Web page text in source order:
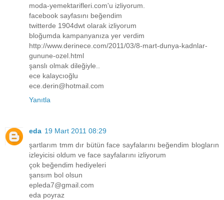
moda-yemektarifleri.com'u izliyorum.
facebook sayfasını beğendim
twitterde 1904dwt olarak izliyorum
bloğumda kampanyanıza yer verdim
http://www.derinece.com/2011/03/8-mart-dunya-kadnlar-
gunune-ozel.html
şanslı olmak dileğiyle..
ece kalaycıoğlu
ece.derin@hotmail.com
Yanıtla
eda 19 Mart 2011 08:29
şartlarım tmm dır bütün face sayfalarını beğendim blogların
izleyicisi oldum ve face sayfalarını izliyorum
çok beğendim hediyeleri
şansım bol olsun
epleda7@gmail.com
eda poyraz